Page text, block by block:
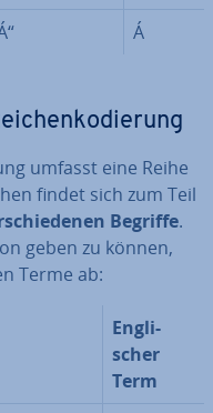
Á
umfasst eine Reihe
findet sich zum Teil
Begriffe.
geben zu können,
Terme ab:
Eng­li­
scher
Term